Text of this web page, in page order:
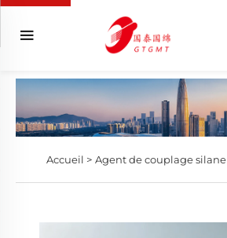
Accueil > Agent de couplage silane